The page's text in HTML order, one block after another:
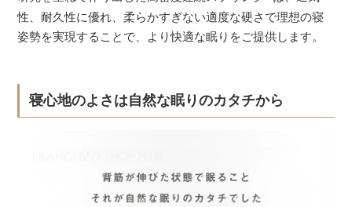
性、耐久性に優れ、柔らかすぎない適度な硬さで理想の寝
姿勢を実現することで、より快適な眠りをご提供します。
寝心地のよさは自然な眠りのカタチから